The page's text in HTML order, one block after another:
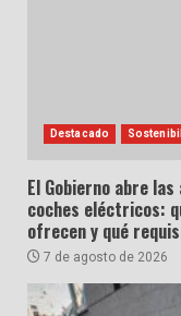
Destacado
El Gobierno abre
coches eléctricos:
ofrecen y qué
7 de agosto de 2026